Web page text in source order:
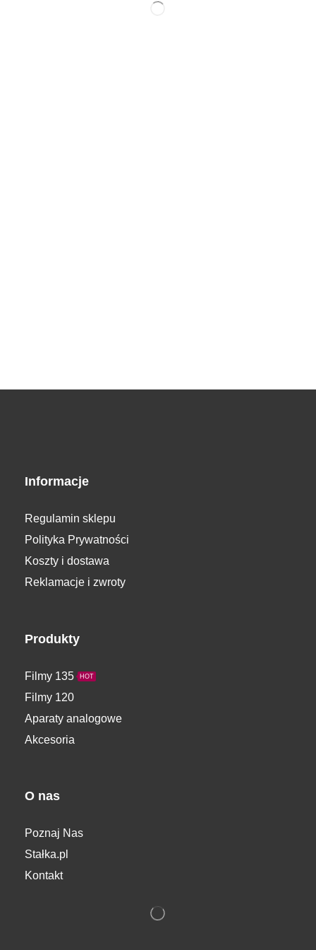
Informacje
Regulamin sklepu
Polityka Prywatności
Koszty i dostawa
Reklamacje i zwroty
Produkty
Filmy 135 HOT
Filmy 120
Aparaty analogowe
Akcesoria
O nas
Poznaj Nas
Stałka.pl
Kontakt